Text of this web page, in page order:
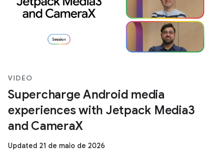
VIDEO
Supercharge Android media
experiences with Jetpack Media3
and CameraX
Updated 21 de maio de 2026